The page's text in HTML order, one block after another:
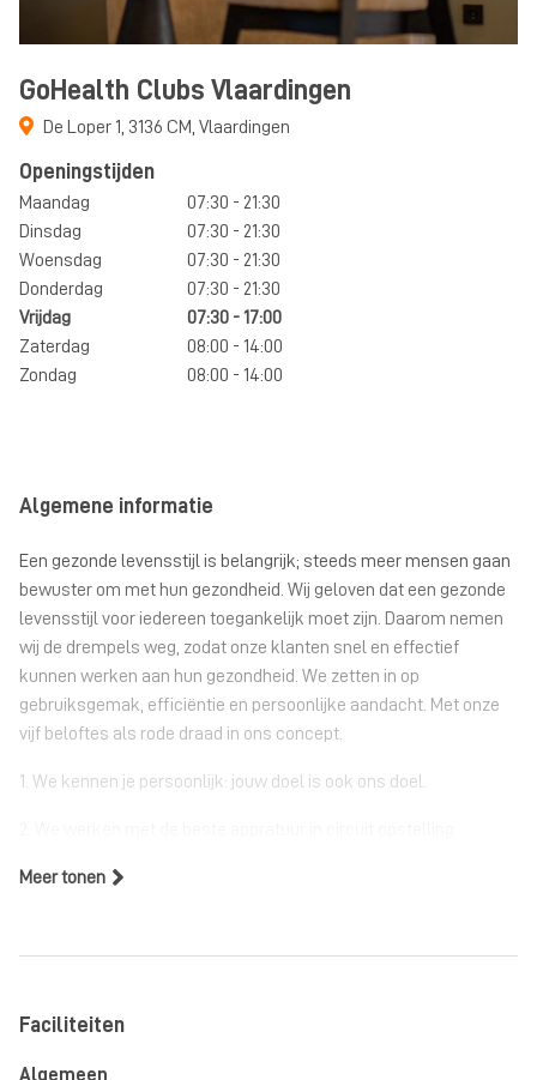
GoHealth Clubs Vlaardingen
De Loper 1, 3136 CM, Vlaardingen
Openingstijden
Maandag
07:30 - 21:30
Dinsdag
07:30 - 21:30
Woensdag
07:30 - 21:30
Donderdag
07:30 - 21:30
Vrijdag
07:30 - 17:00
Zaterdag
08:00 - 14:00
Zondag
08:00 - 14:00
Algemene informatie
Een gezonde levensstijl is belangrijk; steeds meer mensen gaan
bewuster om met hun gezondheid. Wij geloven dat een gezonde
levensstijl voor iedereen toegankelijk moet zijn. Daarom nemen
wij de drempels weg, zodat onze klanten snel en effectief
kunnen werken aan hun gezondheid. We zetten in op
gebruiksgemak, efficiëntie en persoonlijke aandacht. Met onze
vijf beloftes als rode draad in ons concept.
1. We kennen je persoonlijk: jouw doel is ook ons doel.
3. We zorgen voor resultaat met behulp van persoonlijke
4. We stimuleren iedereen met een brede glimlach.
Meer tonen
Faciliteiten
Algemeen